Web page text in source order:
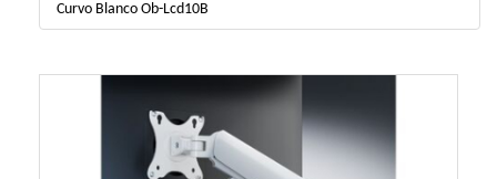
Curvo Blanco Ob-Lcd10B